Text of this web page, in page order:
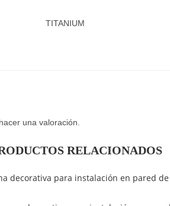
TITANIUM
una valoración.
RELACIONADOS